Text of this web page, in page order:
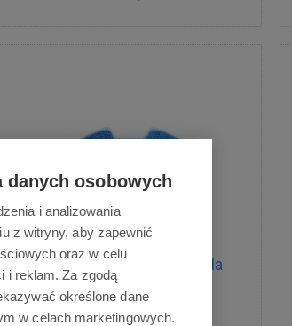
Tkanina do mopowania dla
Sencor SRV 9250BK
osobowych
i analizowania
z witryny, aby zapewnić
oraz w celu
i reklam. Za zgodą
określone dane
w celach marketingowych.